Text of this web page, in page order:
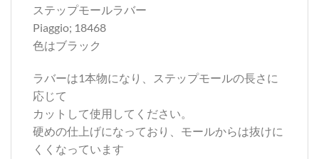
ステップモールラバー
Piaggio; 18468
色はブラック
ラバーは1本物になり、ステップモールの長さに
応じて
カットして使用してください。
硬めの仕上げになっており、モールからは抜けに
くくなっています